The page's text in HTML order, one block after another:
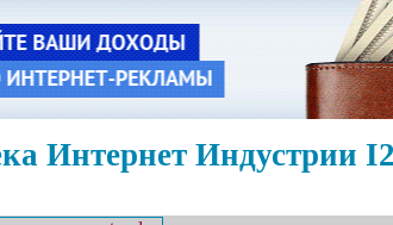
Интернет Индустрии